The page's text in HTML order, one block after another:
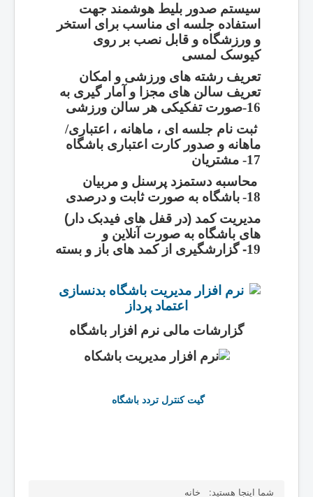
سیستم صدور بلیط هوشمند جهت
استفاده جلسه ای مناسب برای استخر
و ورزشگاه و قابل نصب بر روی
کیوسک لمسی
تعریف رشته های ورزشی و امکان
تعریف سالن های مجزا و آمار گیری به
صورت تفکیکی هر سالن ورزشی 16-
ثبت نام جلسه ای ، ماهانه ، اعتباری/
ماهانه و صدور کارت اعتباری باشگاه
مشتریان 17-
محاسبه دستمزد پرسنل و مربیان
باشگاه به صورت ثابت و درصدی 18-
(در قفل های فیدبک دار) مدیریت کمد
های باشگاه به صورت آنلاین و
گزارشگیری از کمد های باز و بسته -19
گزارشات مالی نرم افزار باشگاه
گیت کنترل تردد باشگاه
شما اینجا هستید: خانه